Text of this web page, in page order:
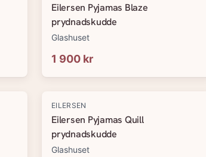
Eilersen Pyjamas Blaze
prydnadskudde
Glashuset
1 900 kr
EILERSEN
Eilersen Pyjamas Quill
prydnadskudde
Glashuset